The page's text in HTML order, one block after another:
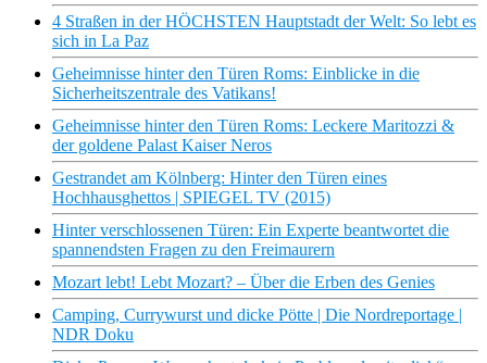
4 Straßen in der HÖCHSTEN Hauptstadt der Welt: So lebt es
sich in La Paz
Geheimnisse hinter den Türen Roms: Einblicke in die
Sicherheitszentrale des Vatikans!
Geheimnisse hinter den Türen Roms: Leckere Maritozzi &
der goldene Palast Kaiser Neros
Gestrandet am Kölnberg: Hinter den Türen eines
Hochhausghettos | SPIEGEL TV (2015)
Hinter verschlossenen Türen: Ein Experte beantwortet die
spannendsten Fragen zu den Freimaurern
Mozart lebt! Lebt Mozart? – Über die Erben des Genies
Camping, Currywurst und dicke Pötte | Die Nordreportage |
NDR Doku